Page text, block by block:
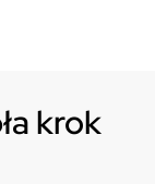
krok